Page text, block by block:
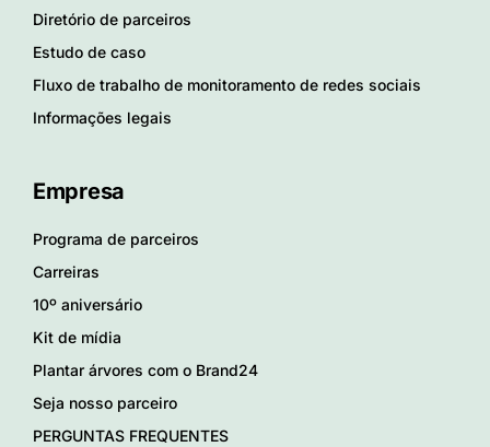
Diretório de parceiros
Estudo de caso
Fluxo de trabalho de monitoramento de redes sociais
Informações legais
Empresa
Programa de parceiros
Carreiras
10º aniversário
Kit de mídia
Plantar árvores com o Brand24
Seja nosso parceiro
PERGUNTAS FREQUENTES